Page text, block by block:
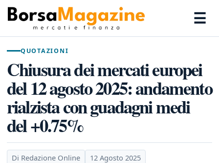
☰
QUOTAZIONI
Chiusura dei mercati europei
del 12 agosto 2025: andamento
rialzista con guadagni medi
del +0.75%
Di Redazione Online
12 Agosto 2025